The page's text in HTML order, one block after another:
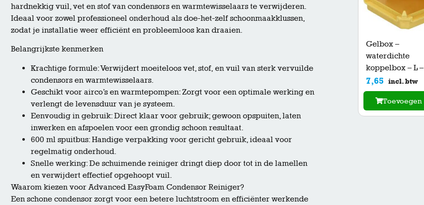
hardnekkig vuil, vet en stof van condensors en warmtewisselaars te verwijderen.
Ideaal voor zowel professioneel onderhoud als doe-het-zelf schoonmaakklussen,
zodat je installatie weer efficiënt en probleemloos kan draaien.
Belangrijkste kenmerken
Krachtige formule: Verwijdert moeiteloos vet, stof, en vuil van sterk vervuilde
condensors en warmtewisselaars.
Geschikt voor airco’s en warmtepompen: Zorgt voor een optimale werking en
verlengt de levensduur van je systeem.
Eenvoudig in gebruik: Direct klaar voor gebruik; gewoon opspuiten, laten
inwerken en afspoelen voor een grondig schoon resultaat.
600 ml spuitbus: Handige verpakking voor gericht gebruik, ideaal voor
regelmatig onderhoud.
Snelle werking: De schuimende reiniger dringt diep door tot in de lamellen
en verwijdert effectief opgehoopt vuil.
Waarom kiezen voor Advanced EasyFoam Condensor Reiniger?
Een schone condensor zorgt voor een betere luchtstroom en efficiënter werkende
Gelbox –
waterdichte
koppelbox – L –
7,65 incl. btw
Toevoegen